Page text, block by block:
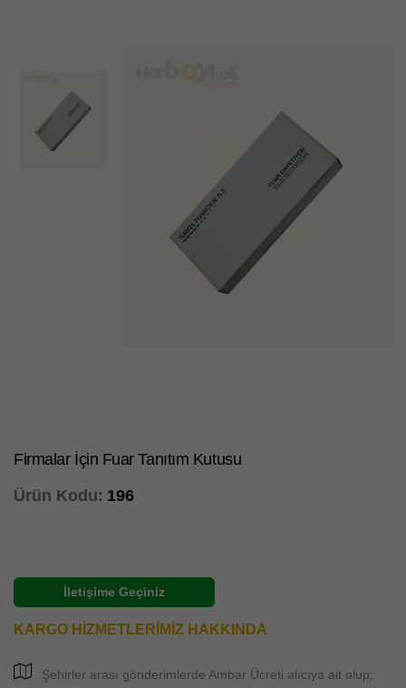
Firmalar İçin Fuar Tanıtım Kutusu
Ürün Kodu: 196
İletişime Geçiniz
KARGO HİZMETLERİMİZ HAKKINDA
Şehirler arası gönderimlerde Ambar Ücreti alıcıya ait olup;